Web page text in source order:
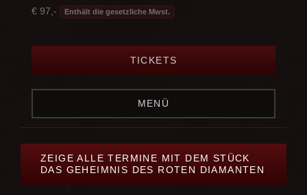
€ 97,- Enthält die gesetzliche Mwst.
TICKETS
MENÜ
ZEIGE ALLE TERMINE MIT DEM STÜCK
DAS GEHEIMNIS DES ROTEN DIAMANTEN